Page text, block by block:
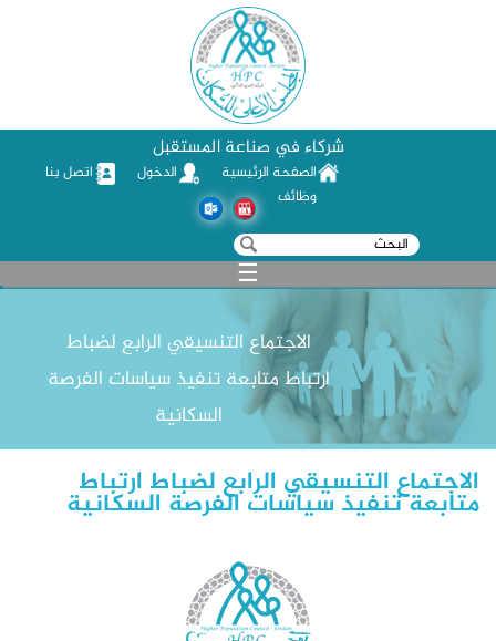
شركاء في صناعة المستقبل
الصفحة الرئيسية الدخول
اتصل بنا
وظائف
استمارة البحث
‏بحث ‏
☰
الاجتماع التنسيقي الرابع لضباط
ارتباط متابعة تنفيذ سياسات الفرصة
السكانية
الاجتماع التنسيقي الرابع لضباط ارتباط
متابعة تنفيذ سياسات الفرصة السكانية